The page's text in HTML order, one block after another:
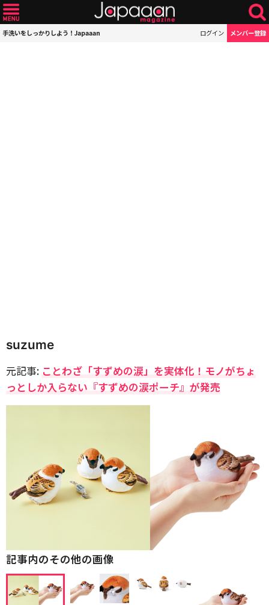
手洗いをしっかりしよう！Japaaan ログイン メンバー登録
suzume
元記事: ことわざ「すずめの涙」を実体化！モノがちょ
っとしか入らない『すずめの涙ポーチ』が発売
記事内のその他の画像